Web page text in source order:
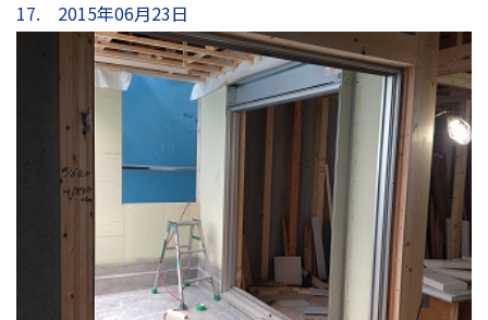
17. 2015年06月23日